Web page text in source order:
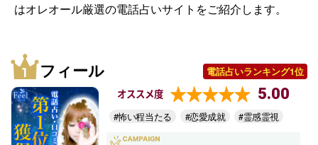
はオレオール厳選の電話占いサイトをご紹介します。
フィール 電話占いランキング1位
オススメ度 5.00
#怖い程当たる #恋愛成就 #霊感霊視